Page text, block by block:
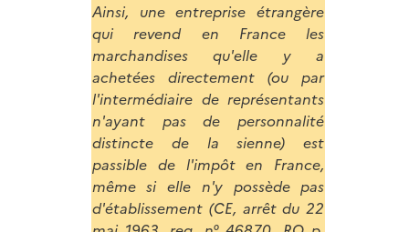
Ainsi, une entreprise étrangère
qui revend en France les
marchandises qu'elle y a
achetées directement (ou par
l'intermédiaire de représentants
n'ayant pas de personnalité
distincte de la sienne) est
passible de l'impôt en France,
même si elle n'y possède pas
d'établissement (CE, arrêt du 22